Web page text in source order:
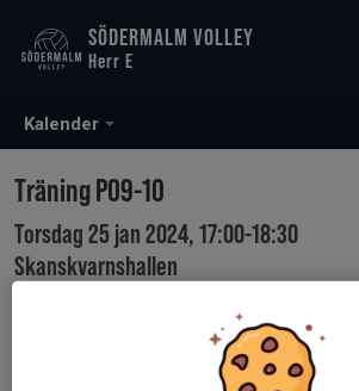
Kalender
SÖDERMALM VOLLEY
Herr E
Träning P09-10
Torsdag 25 jan 2024, 17:00-18:30
Skanskvarnshallen